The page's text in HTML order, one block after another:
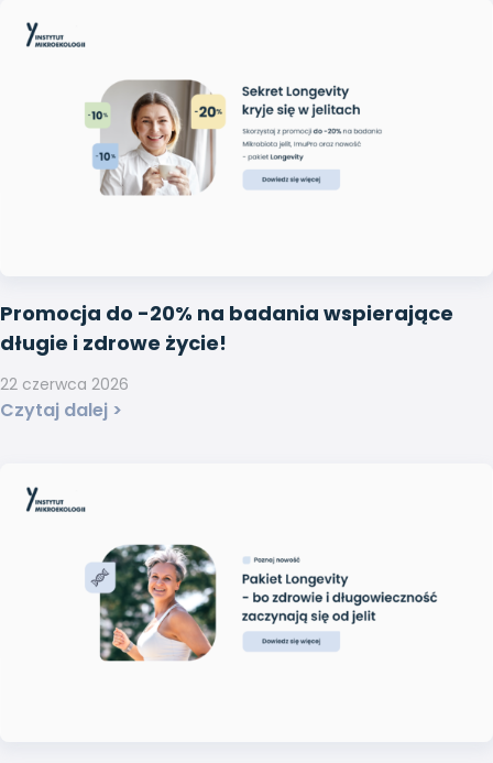
Promocja do -20% na badania wspierające
długie i zdrowe życie!
Czytaj dalej >
22 czerwca 2026